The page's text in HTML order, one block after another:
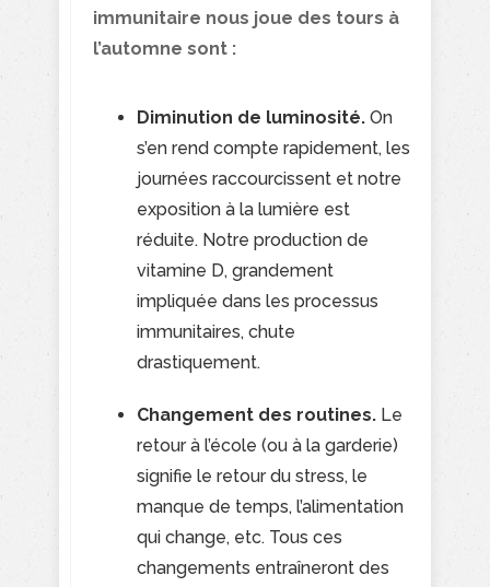
immunitaire nous joue des tours à
l’automne sont :
Diminution de luminosité. On
s’en rend compte rapidement, les
journées raccourcissent et notre
exposition à la lumière est
réduite. Notre production de
vitamine D, grandement
impliquée dans les processus
immunitaires, chute
drastiquement.
Changement des routines. Le
retour à l’école (ou à la garderie)
signifie le retour du stress, le
manque de temps, l’alimentation
qui change, etc. Tous ces
changements entraîneront des